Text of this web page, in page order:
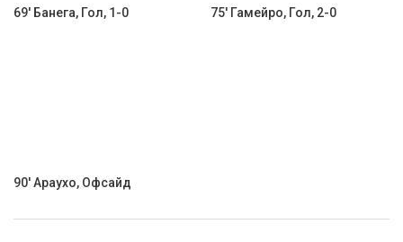
69' Банега, Гол, 1-0 75' Гамейро, Гол, 2-0
90' Араухо, Офсайд